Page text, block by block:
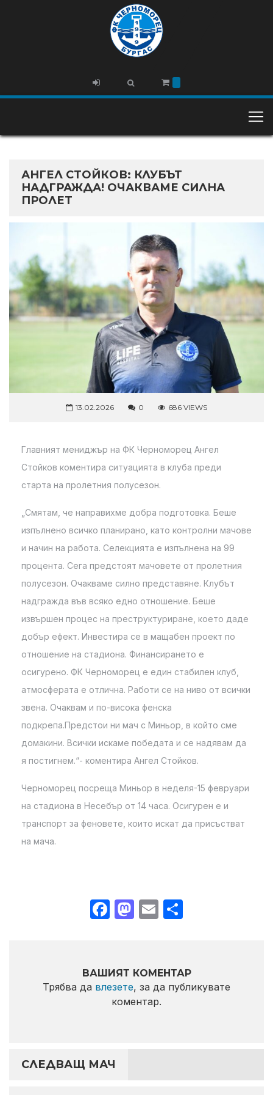
АНГЕЛ СТОЙКОВ: КЛУБЪТ
НАДГРАЖДА! ОЧАКВАМЕ СИЛНА
ПРОЛЕТ
13.02.2026 0 686 VIEWS
Главният мениджър на ФК Черноморец Ангел
Стойков коментира ситуацията в клуба преди
старта на пролетния полусезон.
„Смятам, че направихме добра подготовка. Беше
изпълнено всичко планирано, като контролни мачове
и начин на работа. Селекцията е изпълнена на 99
процента. Сега предстоят мачовете от пролетния
полусезон. Очакваме силно представяне. Клубът
надгражда във всяко едно отношение. Беше
извършен процес на преструктуриране, което даде
добър ефект. Инвестира се в мащабен проект по
отношение на стадиона. Финансирането е
осигурено. ФК Черноморец е един стабилен клуб,
атмосферата е отлична. Работи се на ниво от всички
звена. Очаквам и по-висока фенска
подкрепа.Предстои ни мач с Миньор, в който сме
домакини. Всички искаме победата и се надявам да
я постигнем.“- коментира Ангел Стойков.
Черноморец посреща Миньор в неделя-15 февруари
на стадиона в Несебър от 14 часа. Осигурен е и
транспорт за феновете, които искат да присъстват
на мача.
Facebook
Mastodon
Email
ВАШИЯТ КОМЕНТАР
Трябва да влезете, за да публикувате
коментар.
СЛЕДВАЩ МАЧ